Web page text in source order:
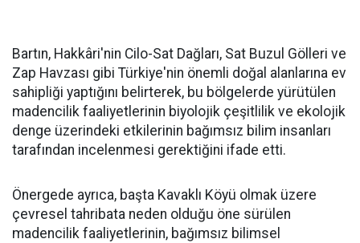
Bartın, Hakkâri'nin Cilo-Sat Dağları, Sat Buzul Gölleri ve
Zap Havzası gibi Türkiye'nin önemli doğal alanlarına ev
sahipliği yaptığını belirterek, bu bölgelerde yürütülen
madencilik faaliyetlerinin biyolojik çeşitlilik ve ekolojik
denge üzerindeki etkilerinin bağımsız bilim insanları
tarafından incelenmesi gerektiğini ifade etti.
Önergede ayrıca, başta Kavaklı Köyü olmak üzere
çevresel tahribata neden olduğu öne sürülen
madencilik faaliyetlerinin, bağımsız bilimsel